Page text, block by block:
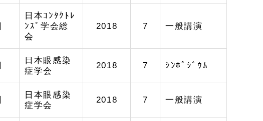
日本ｺﾝﾀｸﾄﾚ
ﾝｽﾞ学会総
会
2018 7 一般講演
日本眼感染
症学会
2018 7 ｼﾝﾎﾟｼﾞｳﾑ
日本眼感染
症学会
2018 7 一般講演